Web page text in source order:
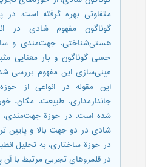
متفاوتی بهره گرفته‌‌ است. در
گوناگون مفهوم شادی در
هستی‌شناختی، جهت‌مندی و
حسی گوناگون و بار معنایی
عینی‌سازی این مفهوم بررسی
این مقوله در انواعی از
جاندارمداری، طبیعت، مکان،
شده است. در حوزة جهت‌مندی،
شادی در دو جهت بالا و پایین
در حوزة ساختاری، به تحلیل
در قلمروهای تجربی مرتبط با